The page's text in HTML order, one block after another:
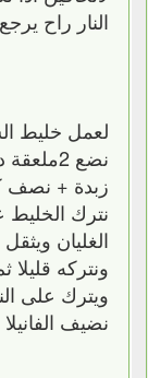
النار راح
لعمل خليط
زبدة + نصف
نترك الخليط
الغليان
ونتركه
ويترك على
نضيف الفانيلا